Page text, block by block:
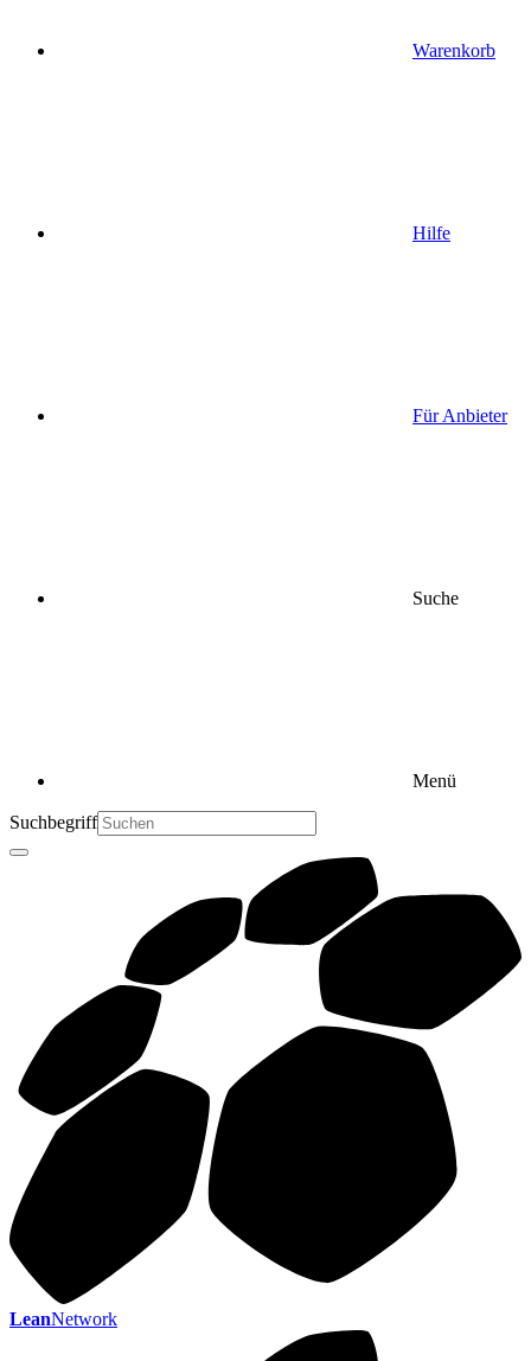
Warenkorb
Hilfe
Für Anbieter
Suche
Menü
Suchbegriff
LeanNetwork